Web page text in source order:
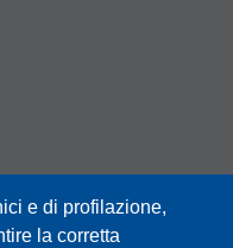
e di profilazione,
la corretta